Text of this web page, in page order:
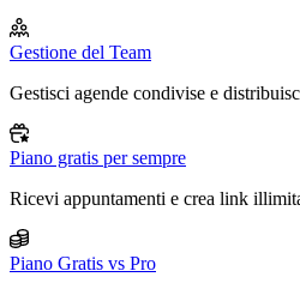
Gestione del Team
Gestisci agende condivise e
Piano gratis per sempre
Ricevi appuntamenti e crea link
Piano Gratis vs Pro